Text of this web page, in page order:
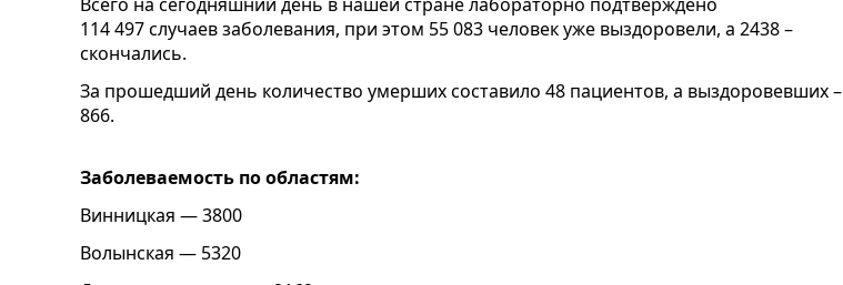
114 497 случаев заболевания, при этом 55 083 человек уже выздоровели, а 2438 –
скончались.
За прошедший день количество умерших составило 48 пациентов, а выздоровевших –
866.
Заболеваемость по областям:
Винницкая — 3800
Волынская — 5320